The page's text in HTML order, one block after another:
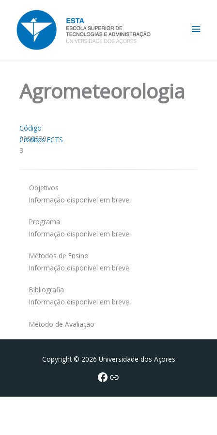
content
Agrometeorologia
Código
0000339
Créditos ECTS
3
Objetivos
Informação disponível em breve.
Programa
Informação disponível em breve.
Métodos de Ensino
Informação disponível em breve.
Bibliografia
Informação disponível em breve.
Método de Avaliação
Copyright © 2026 Universidade dos Açores
Facebook
Portal da UAc